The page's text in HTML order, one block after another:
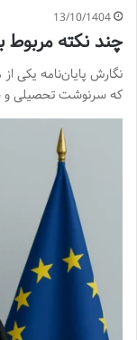
13/10/1404
چند نکته مربوط
نگارش پایان‌نامه یکی
که سرنوشت تحصیلی و